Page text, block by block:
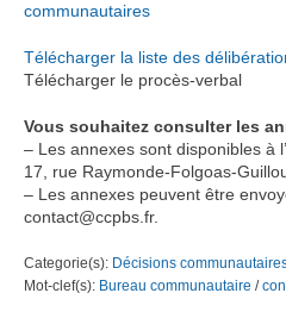
communautaires
Télécharger la liste des
Télécharger le procès-verbal
Vous souhaitez consulter les
– Les annexes sont disponibles à
17, rue Raymonde-Folgoas-
– Les annexes peuvent être
contact@ccpbs.fr.
Categorie(s): Décisions
Mot-clef(s): Bureau communautaire /